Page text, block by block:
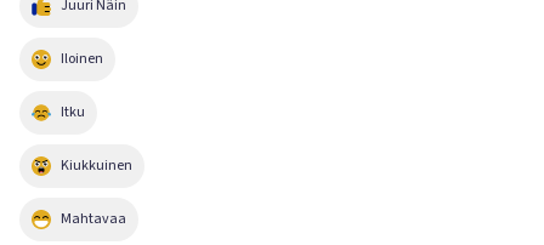
Juuri Näin
Iloinen
Itku
Kiukkuinen
Mahtavaa